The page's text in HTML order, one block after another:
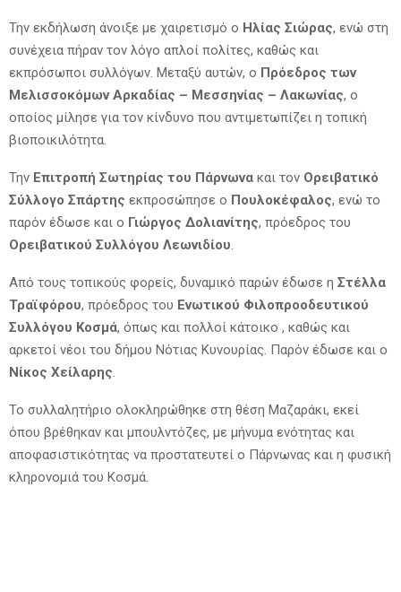
Την εκδήλωση άνοιξε με χαιρετισμό ο Ηλίας Σιώρας, ενώ στη
συνέχεια πήραν τον λόγο απλοί πολίτες, καθώς και
εκπρόσωποι συλλόγων. Μεταξύ αυτών, ο Πρόεδρος των
Μελισσοκόμων Αρκαδίας – Μεσσηνίας – Λακωνίας, ο
οποίος μίλησε για τον κίνδυνο που αντιμετωπίζει η τοπική
βιοποικιλότητα.
Την Επιτροπή Σωτηρίας του Πάρνωνα και τον Ορειβατικό
Σύλλογο Σπάρτης εκπροσώπησε ο Πουλοκέφαλος, ενώ το
παρόν έδωσε και ο Γιώργος Δολιανίτης, πρόεδρος του
Ορειβατικού Συλλόγου Λεωνιδίου.
Από τους τοπικούς φορείς, δυναμικό παρών έδωσε η Στέλλα
Τραϊφόρου, πρόεδρος του Ενωτικού Φιλοπροοδευτικού
Συλλόγου Κοσμά, όπως και πολλοί κάτοικο , καθώς και
αρκετοί νέοι του δήμου Νότιας Κυνουρίας. Παρόν έδωσε και ο
Νίκος Χείλαρης.
Το συλλαλητήριο ολοκληρώθηκε στη θέση Μαζαράκι, εκεί
όπου βρέθηκαν και μπουλντόζες, με μήνυμα ενότητας και
αποφασιστικότητας να προστατευτεί ο Πάρνωνας και η φυσική
κληρονομιά του Κοσμά.